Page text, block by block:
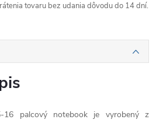
tovaru bez udania dôvodu do 14 dní.
16 palcový notebook je vyrobený z